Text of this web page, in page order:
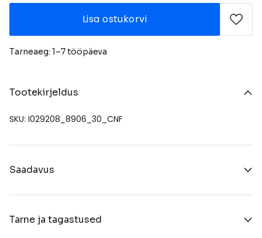
Lisa ostukorvi
Tarneaeg: 1–7 tööpäeva
Tootekirjeldus
SKU: I029208_8906_30_CNF
Saadavus
Tarne ja tagastused